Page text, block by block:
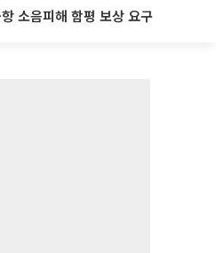
소음피해 함평 보상 요구